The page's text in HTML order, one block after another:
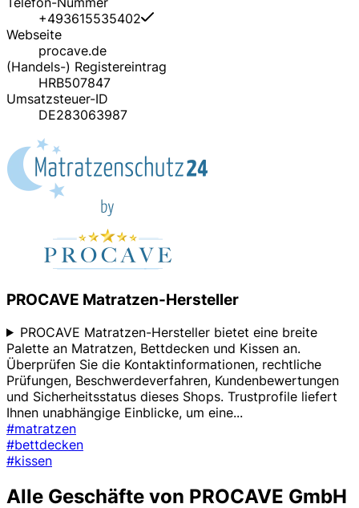
+493615535402
Webseite
procave.de
(Handels-) Registereintrag
HRB507847
Umsatzsteuer-ID
DE283063987
PROCAVE Matratzen-Hersteller
PROCAVE Matratzen-Hersteller bietet eine breite
Palette an Matratzen, Bettdecken und Kissen an.
Überprüfen Sie die Kontaktinformationen, rechtliche
Prüfungen, Beschwerdeverfahren, Kundenbewertungen
und Sicherheitsstatus dieses Shops. Trustprofile liefert
Ihnen unabhängige Einblicke, um eine...
#matratzen
#bettdecken
#kissen
Alle Geschäfte von PROCAVE GmbH